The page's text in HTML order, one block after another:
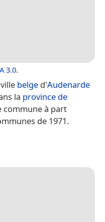
3.0.
belge d'Audenarde
la province de
commune à part
de 1971.